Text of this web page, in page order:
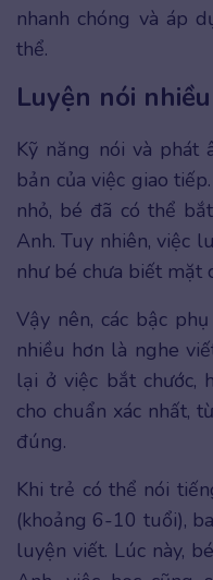
nhanh chóng và áp
thể.
Luyện nói
Kỹ năng nói và phát
bản của việc giao
nhỏ, bé đã có thể
Anh. Tuy nhiên, việc
như bé chưa biết mặt
Vậy nên, các bậc
nhiều hơn là nghe
lại ở việc bắt chước,
cho chuẩn xác nhất,
đúng.
Khi trẻ có thể nói
(khoảng 6-10 tuổi),
luyện viết. Lúc này,